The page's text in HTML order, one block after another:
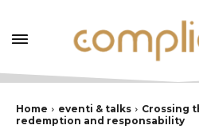
Home eventi & talks
Crossing
redemption and responsability